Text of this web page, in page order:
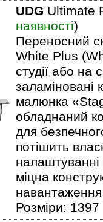
UDG Ultimate
наявності)
Переносний
White Plus
студії або на
заламіновані
малюнка
обладнаний
для
потішить
міцна
Розміри: